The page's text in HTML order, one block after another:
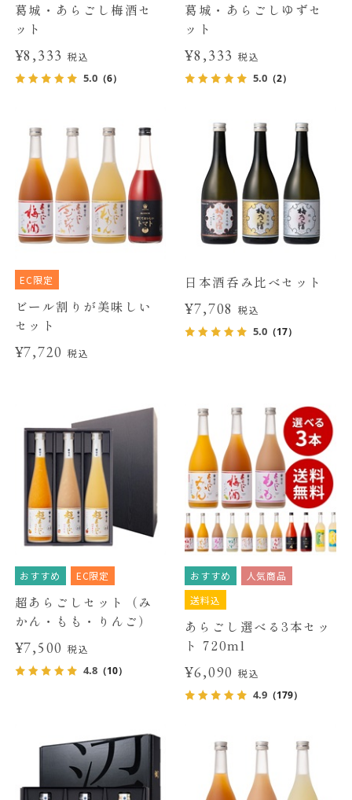
葛城・あらごし梅酒セ
ット
¥8,333税込
5.0（6）
葛城・あらごしゆずセ
ット
¥8,333 税込
5.0 （2）
EC限定
ビール割りが美味しい
セット
¥7,720税込
日本酒呑み比べセット
¥7,708 税込
5.0 （17）
おすすめ EC限定
超あらごしセット（み
かん・もも・りんご）
¥7,500税込
4.8（10）
おすすめ
人気商品
送料込
あらごし選べる3本セッ
ト 720ml
¥6,090 税込
4.9 （179）